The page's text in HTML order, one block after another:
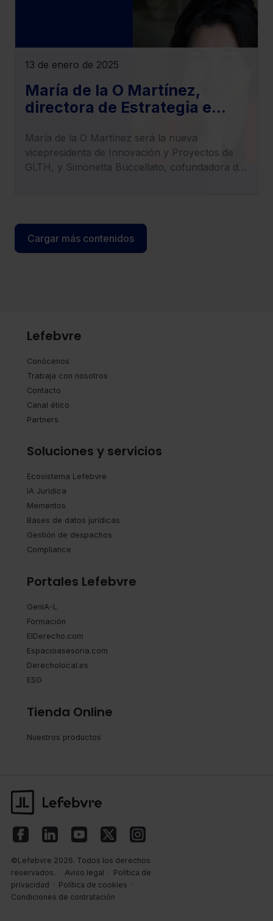
13 de enero de 2025
María de la O Martínez,
directora de Estrategia e
nueva vicepresidenta de
Innovación y Proyectos de
GLTH
María de la O Martínez será la nueva
vicepresidenta de Innovación y Proyectos de
GLTH, y Simonetta Buccellato, cofundadora de
Cargar más contenidos
Lefebvre
Conócenos
Trabaja con nosotros
Contacto
Canal ético
Partners
Soluciones y servicios
Ecosistema Lefebvre
IA Jurídica
Mementos
Bases de datos jurídicas
Gestión de despachos
Compliance
Portales Lefebvre
GenIA-L
Formación
ElDerecho.com
Espacioasesoria.com
Derecholocal.es
ESG
Tienda Online
Nuestros productos
©Lefebvre 2026. Todos los derechos
reservados.
Aviso legal · Política de
privacidad · Política de cookies ·
Condiciones de contratación